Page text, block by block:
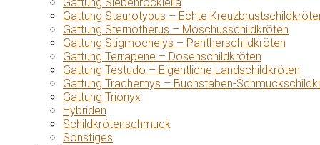
Gattung Staurotypus – Echte
Gattung Sternotherus – Moschusschildkröten
Gattung Stigmochelys – Pantherschildkröten
Gattung Terrapene – Dosenschildkröten
Gattung Testudo – Eigentliche Landschildkröten
Gattung Trachemys – Buchstaben-
Gattung Trionyx
Hybriden
Schildkrötenschmuck
Sonstiges